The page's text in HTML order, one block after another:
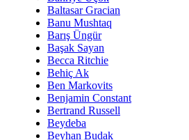
Baltasar Gracian
Banu Mushtaq
Barış Üngür
Başak Sayan
Becca Ritchie
Behiç Ak
Ben Markovits
Benjamin Constant
Bertrand Russell
Beydeba
Beyhan Budak